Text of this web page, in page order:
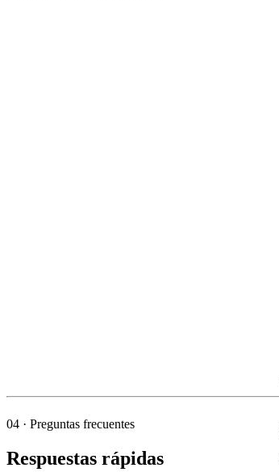
04 · Preguntas frecuentes
Respuestas rápidas